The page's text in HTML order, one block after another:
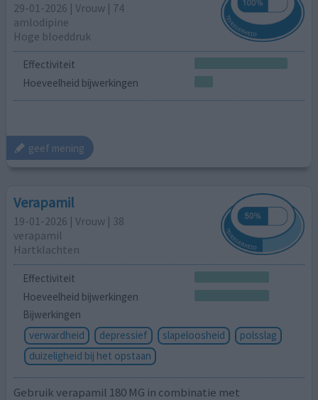
29-01-2026 | Vrouw | 74
amlodipine
Hoge bloeddruk
Effectiviteit
Hoeveelheid bijwerkingen
geef mening
Verapamil
19-01-2026 | Vrouw | 38
verapamil
Hartklachten
Effectiviteit
Hoeveelheid bijwerkingen
Bijwerkingen
verwardheid
depressief slapeloosheid
polsslag
duizeligheid bij het opstaan
Gebruik verapamil 180 MG in combinatie met